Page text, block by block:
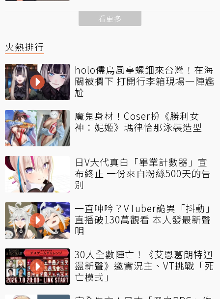
看更多
火熱排行
holo儒烏風亭螺鈿來台灣！在海
關被攔下 打開行李箱現場一陣尷
尬
魔鬼身材！Coser扮《勝利女
神：妮姬》瑪律恰那泳裝造型
日V大代真白「畢業計數器」宣
布終止 一份來自粉絲500天的告
別
一直呻吟？VTuber詭異「抖動」
直播破130萬觀看 本人發最新聲
明
30人全數陣亡！《艾恩葛朗特迴
盪新聲》邀實況主、VT挑戰「死
亡模式」